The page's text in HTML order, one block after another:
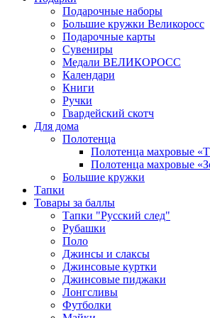
Подарочные наборы
Большие кружки Великоросс
Подарочные карты
Сувениры
Медали ВЕЛИКОРОСС
Календари
Книги
Ручки
Гвардейский скотч
Для дома
Полотенца
Полотенца махровые
Полотенца махровые
Большие кружки
Тапки
Товары за баллы
Тапки "Русский след"
Рубашки
Поло
Джинсы и слаксы
Джинсовые куртки
Джинсовые пиджаки
Лонгсливы
Футболки